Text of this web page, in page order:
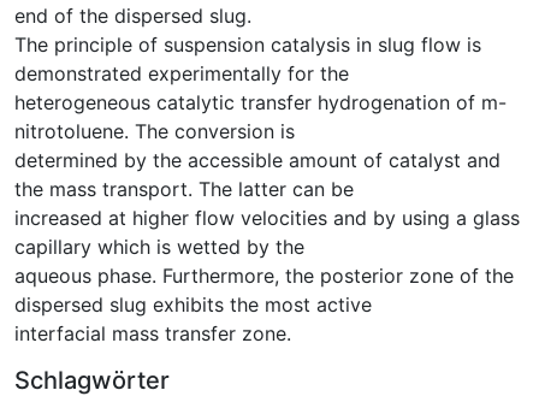
end of the dispersed slug.
The principle of suspension catalysis in slug flow is
demonstrated experimentally for the
heterogeneous catalytic transfer hydrogenation of m-
nitrotoluene. The conversion is
determined by the accessible amount of catalyst and
the mass transport. The latter can be
increased at higher flow velocities and by using a glass
capillary which is wetted by the
aqueous phase. Furthermore, the posterior zone of the
dispersed slug exhibits the most active
interfacial mass transfer zone.
Schlagwörter